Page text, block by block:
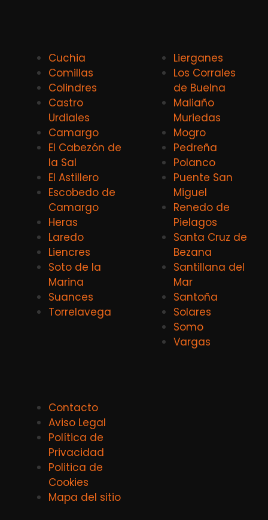
Cuchia
Comillas
Colindres
Castro
Urdiales
Camargo
El Cabezón de
la Sal
El Astillero
Escobedo de
Camargo
Heras
Laredo
Liencres
Soto de la
Marina
Suances
Torrelavega
Lierganes
Los Corrales
de Buelna
Maliaño
Muriedas
Mogro
Pedreña
Polanco
Puente San
Miguel
Renedo de
Pielagos
Santa Cruz de
Bezana
Santillana del
Mar
Santoña
Solares
Somo
Vargas
Contacto
Aviso Legal
Política de
Privacidad
Politica de
Cookies
Mapa del sitio